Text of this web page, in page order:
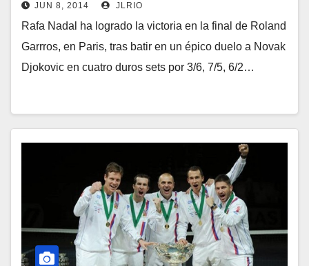
JUN 8, 2014 JLRIO
Rafa Nadal ha logrado la victoria en la final de Roland
Garrros, en Paris, tras batir en un épico duelo a Novak
Djokovic en cuatro duros sets por 3/6, 7/5, 6/2…